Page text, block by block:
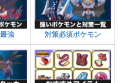
強 対策必須ポケモン